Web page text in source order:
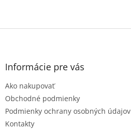
Z
Informácie pre vás
Ako nakupovať
Obchodné podmienky
Podmienky ochrany osobných údajov
Kontakty